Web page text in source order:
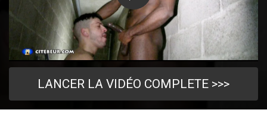
LANCER LA VIDÉO COMPLETE >>>